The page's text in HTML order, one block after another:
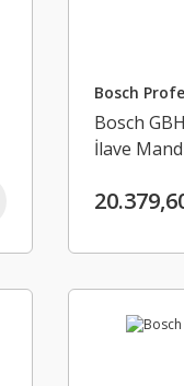
Bosch
Bosch
İlave